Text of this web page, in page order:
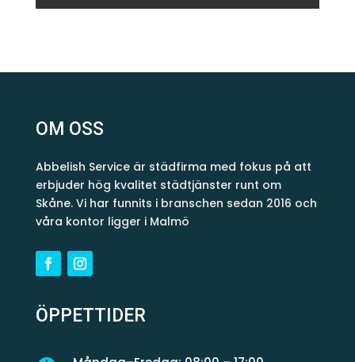
OM OSS
Abbelish Service är städfirma med fokus på att
erbjuder hög kvalitet städtjänster runt om
Skåne. Vi har funnits i branschen sedan 2016 och
våra kontor ligger i Malmö
ÖPPETTIDER